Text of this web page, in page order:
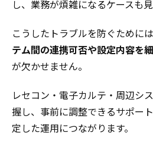
し、業務が煩雑になるケースも見
こうしたトラブルを防ぐためには
テム間の連携可否や設定内容を
が欠かせません。
レセコン・電子カルテ・周辺シ
握し、事前に調整できるサポー
定した運用につながります。